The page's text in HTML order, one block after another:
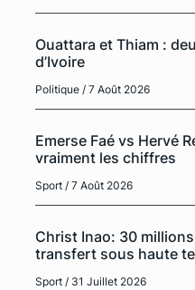
Ouattara et Thiam :
d’Ivoire
Politique / 7 Août 2026
Emerse Faé vs Hervé
vraiment les chiffres
Sport / 7 Août 2026
Christ Inao: 30 millions
transfert sous haute
Sport / 31 Juillet 2026